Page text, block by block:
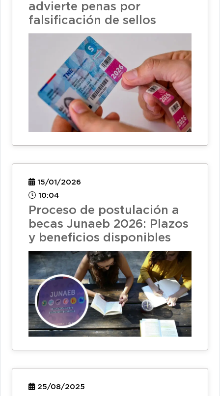
advierte penas por
falsificación de sellos
15/01/2026
10:04
Proceso de postulación a
becas Junaeb 2026: Plazos
y beneficios disponibles
25/08/2025